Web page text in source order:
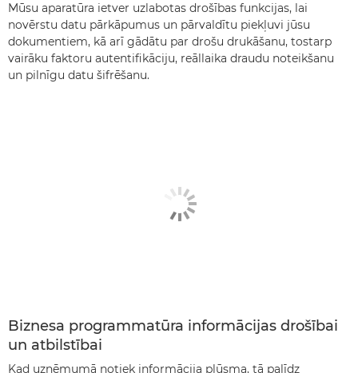
Mūsu aparatūra ietver uzlabotas drošības funkcijas, lai
novērstu datu pārkāpumus un pārvaldītu piekļuvi jūsu
dokumentiem, kā arī gādātu par drošu drukāšanu, tostarp
vairāku faktoru autentifikāciju, reāllaika draudu noteikšanu
un pilnīgu datu šifrēšanu.
Biznesa programmatūra informācijas drošībai
un atbilstībai
Kad uzņēmumā notiek informācija plūsma, tā palīdz